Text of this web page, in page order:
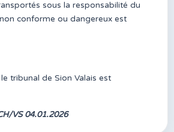
sous la responsabilité du
conforme ou dangereux est
tribunal de Sion Valais est
VS 04.01.2026